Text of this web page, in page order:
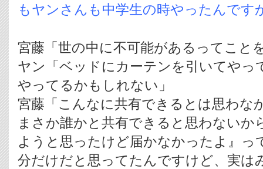
もヤンさんも中学生の時やったんです
宮藤「世の中に不可能があるってこと
ヤン「ベッドにカーテンを引いてやっ
やってるかもしれない」
宮藤「こんなに共有できるとは思わな
まさか誰かと共有できると思わないか
ようと思ったけど届かなかったよ』っ
分だけだと思ってたんですけど、実は